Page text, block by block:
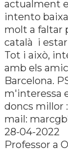
actualment
intento
molt a faltar
català i
Tot i això,
amb els
Barcelona.
m'interessa
doncs millor
mail:
28-04-2022
Professor a